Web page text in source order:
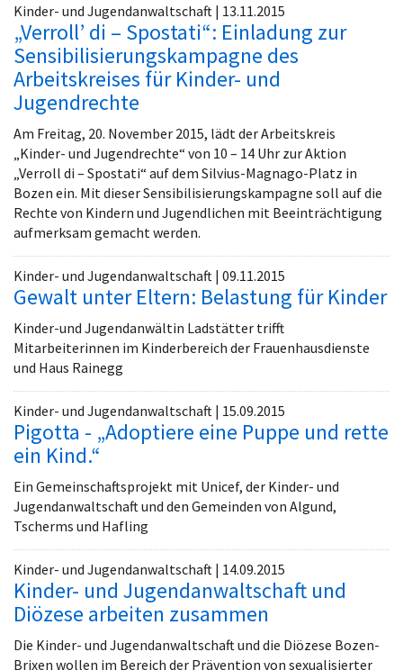
Kinder- und Jugendanwaltschaft | 13.11.2015
„Verroll’ di – Spostati“: Einladung zur
Sensibilisierungskampagne des
Arbeitskreises für Kinder- und
Jugendrechte
Am Freitag, 20. November 2015, lädt der Arbeitskreis
„Kinder- und Jugendrechte“ von 10 – 14 Uhr zur Aktion
„Verroll di – Spostati“ auf dem Silvius-Magnago-Platz in
Bozen ein. Mit dieser Sensibilisierungskampagne soll auf die
Rechte von Kindern und Jugendlichen mit Beeinträchtigung
aufmerksam gemacht werden.
Kinder- und Jugendanwaltschaft | 09.11.2015
Gewalt unter Eltern: Belastung für Kinder
Kinder-und Jugendanwältin Ladstätter trifft
Mitarbeiterinnen im Kinderbereich der Frauenhausdienste
und Haus Rainegg
Kinder- und Jugendanwaltschaft | 15.09.2015
Pigotta - „Adoptiere eine Puppe und rette
ein Kind.“
Ein Gemeinschaftsprojekt mit Unicef, der Kinder- und
Jugendanwaltschaft und den Gemeinden von Algund,
Tscherms und Hafling
Kinder- und Jugendanwaltschaft | 14.09.2015
Kinder- und Jugendanwaltschaft und
Diözese arbeiten zusammen
Die Kinder- und Jugendanwaltschaft und die Diözese Bozen-
Brixen wollen im Bereich der Prävention von sexualisierter